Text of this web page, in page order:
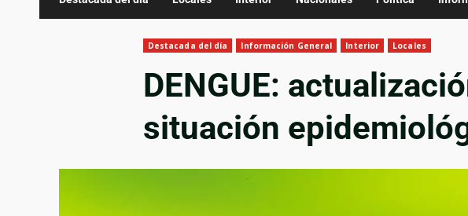
Destacada del día Información General Interior Locales
DENGUE:
situación